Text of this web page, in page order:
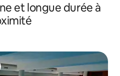
et longue durée à